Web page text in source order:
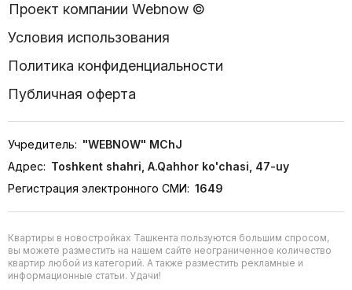
Проект компании Webnow ©
Условия использования
Политика конфиденциальности
Публичная оферта
Учредитель: "WEBNOW" MChJ
Адрес: Toshkent shahri, A.Qahhor ko'chasi, 47-uy
Регистрация электронного СМИ: 1649
Квартиры в новостройках Ташкента пользуются большим спросом,
вы можете разместить на нашем сайте неограниченное количество
квартир любой из категорий. А также разместить рекламные и
информационные статьи. Удачи!